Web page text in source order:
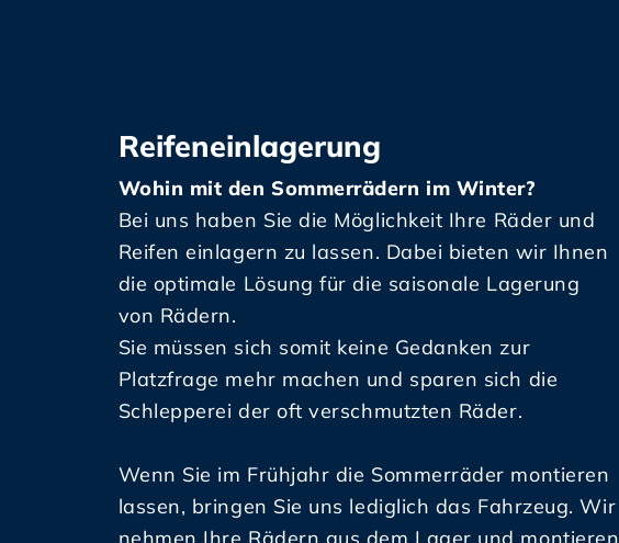
Reifeneinlagerung
Wohin mit den Sommerrädern im Winter?
Bei uns haben Sie die Möglichkeit Ihre Räder und
Reifen einlagern zu lassen. Dabei bieten wir Ihnen
die optimale Lösung für die saisonale Lagerung
von Rädern.
Sie müssen sich somit keine Gedanken zur
Platzfrage mehr machen und sparen sich die
Schlepperei der oft verschmutzten Räder.
Wenn Sie im Frühjahr die Sommerräder montieren
lassen, bringen Sie uns lediglich das Fahrzeug. Wir